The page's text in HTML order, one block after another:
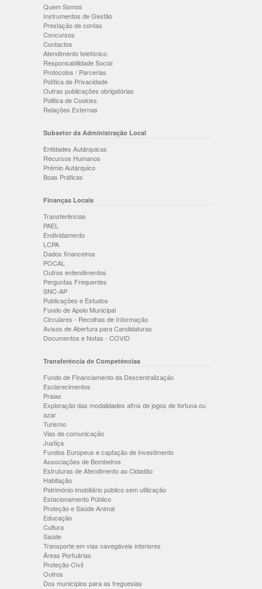
Quem Somos
Instrumentos de Gestão
Prestação de contas
Concursos
Contactos
Atendimento telefónico
Responsabilidade Social
Protocolos / Parcerias
Política de Privacidade
Outras publicações obrigatórias
Politica de Cookies
Relações Externas
Subsetor da Administração Local
Entidades Autárquicas
Recursos Humanos
Prémio Autárquico
Boas Práticas
Finanças Locais
Transferências
PAEL
Endividamento
LCPA
Dados financeiros
POCAL
Outros entendimentos
Perguntas Frequentes
SNC-AP
Publicações e Estudos
Fundo de Apoio Municipal
Circulares - Recolhas de Informação
Avisos de Abertura para Candidaturas
Documentos e Notas - COVID
Transferência de Competências
Fundo de Financiamento da Descentralização
Esclarecimentos
Praias
Exploração das modalidades afins de jogos de fortuna ou
azar
Turismo
Vias de comunicação
Justiça
Fundos Europeus e captação de investimento
Associações de Bombeiros
Estruturas de Atendimento ao Cidadão
Habitação
Património imobiliário público sem utilização
Estacionamento Público
Proteção e Saúde Animal
Educação
Cultura
Saúde
Transporte em vias navegáveis interiores
Áreas Portuárias
Proteção Cívil
Outros
Dos municípios para as freguesias